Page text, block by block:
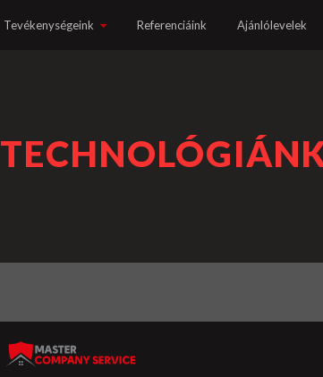
Tevékenységeink Referenciáink Ajánlólevelek